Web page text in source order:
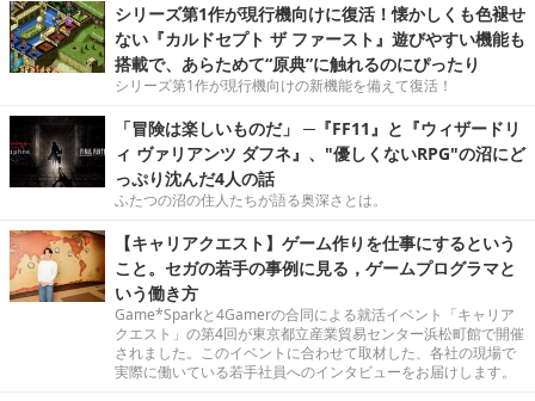
シリーズ第1作が現行機向けに復活！懐かしくも色褪せ
ない『カルドセプト ザ ファースト』遊びやすい機能も
搭載で、あらためて“原典”に触れるのにぴったり
シリーズ第1作が現行機向けの新機能を備えて復活！
「冒険は楽しいものだ」 ─『FF11』と『ウィザードリ
ィ ヴァリアンツ ダフネ』、"優しくないRPG"の沼にど
っぷり沈んだ4人の話
ふたつの沼の住人たちが語る奥深さとは。
【キャリアクエスト】ゲーム作りを仕事にするという
こと。セガの若手の事例に見る，ゲームプログラマと
いう働き方
Game*Sparkと4Gamerの合同による就活イベント「キャリア
クエスト」の第4回が東京都立産業貿易センター浜松町館で開催
されました。このイベントに合わせて取材した、各社の現場で
実際に働いている若手社員へのインタビューをお届けします。